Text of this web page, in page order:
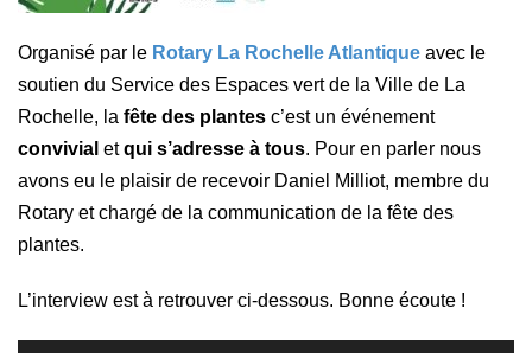
Organisé par le Rotary La Rochelle Atlantique avec le
soutien du Service des Espaces vert de la Ville de La
Rochelle, la fête des plantes c’est un événement
convivial etqui s’adresse à tous. Pour en parler nous
avons eu le plaisir de recevoir Daniel Milliot, membre du
Rotary et chargé de la communication de la fête des
plantes.
L’interview est à retrouver ci-dessous. Bonne écoute !